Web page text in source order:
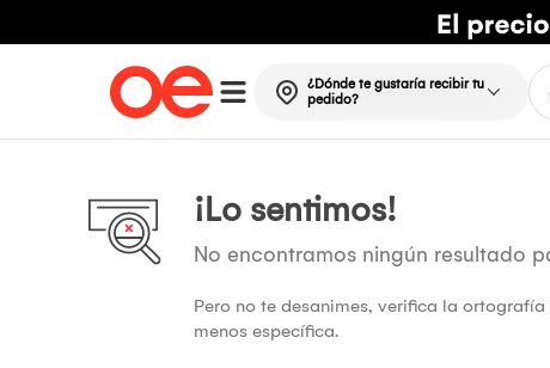
¿Dónde te gustaría recibir tu
pedido?
¡Lo sentimos!
No encontramos ningún resultado
Pero no te desanimes, verifica la
menos específica.